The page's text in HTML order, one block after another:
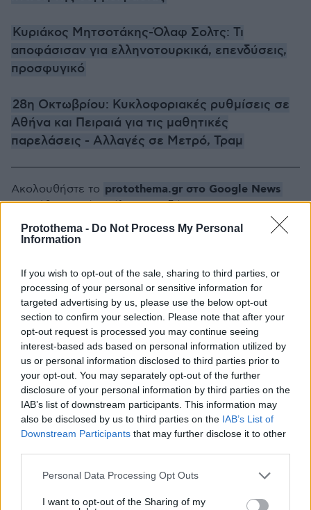
Protothema - Do Not Process My Personal
Information
If you wish to opt-out of the sale, sharing to third parties, or
processing of your personal or sensitive information for
targeted advertising by us, please use the below opt-out
section to confirm your selection. Please note that after your
opt-out request is processed you may continue seeing
interest-based ads based on personal information utilized by
us or personal information disclosed to third parties prior to
your opt-out. You may separately opt-out of the further
disclosure of your personal information by third parties on the
IAB’s list of downstream participants. This information may
also be disclosed by us to third parties on the IAB’s List of
Downstream Participants that may further disclose it to other
Please note that this website/app uses one or more Google
not limited to your visit or usage behaviour. You may click to
Personal Data Processing Opt Outs
I want to opt-out of the Sharing of my
Κυριάκος Μητσοτάκης-Όλαφ Σολτς: Τι
αποφάσισαν για ελληνοτουρκικά, επενδύσεις,
προσφυγικό
28η Οκτωβρίου: Κυκλοφοριακές ρυθμίσεις σε
Αθήνα και Πειραιά για τις μαθητικές
παρελάσεις - Αλλαγές σε Μετρό, Τραμ
Σχετικά Άρθρα
Ακολουθήστε το protothema.gr στο Google News
και μάθετε πρώτοι όλες τις ειδήσεις
Δείτε όλες τις τελευταίες Ειδήσεις
από την Ελλάδα
Protothema.gr